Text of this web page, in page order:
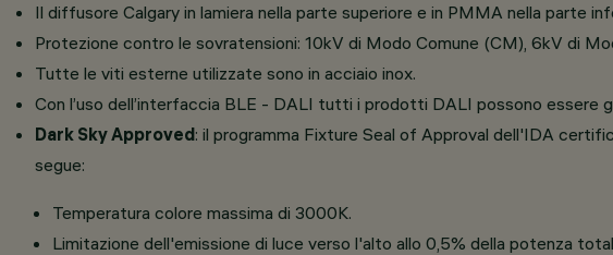
Il diffusore Calgary in lamiera nella parte superiore e in PMMA nella parte
Protezione contro le sovratensioni: 10kV di Modo Comune (CM), 6kV di
Tutte le viti esterne utilizzate sono in acciaio inox.
Con l’uso dell’interfaccia BLE - DALI tutti i prodotti DALI possono essere
Dark Sky Approved: il programma Fixture Seal of Approval dell'IDA
segue:
Temperatura colore massima di 3000K.
Limitazione dell'emissione di luce verso l'alto allo 0,5% della potenza